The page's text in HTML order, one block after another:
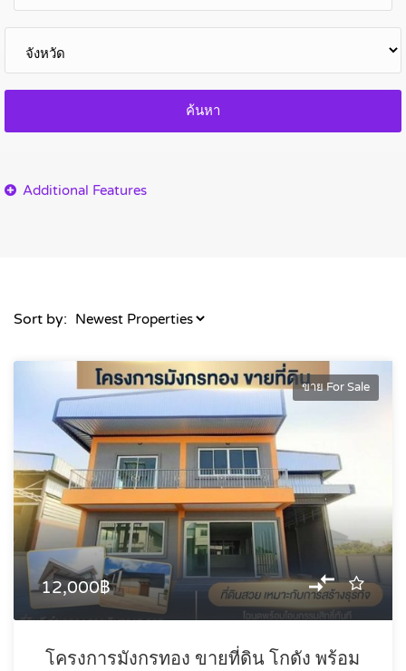
ค้นหา
Sort by:
ขาย For Sale
12,000฿
โครงการมังกรทอง ขายที่ดิน โกดัง พร้อม